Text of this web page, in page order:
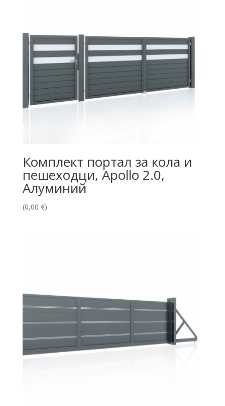
Комплект портал за кола и
пешеходци, Apollo 2.0,
Алуминий
(0,00 €)